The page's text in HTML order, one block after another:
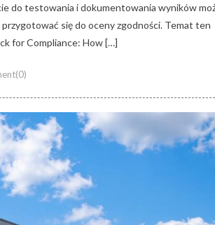
do testowania i dokumentowania wyników
się do oceny zgodności. Temat ten
for Compliance: How […]